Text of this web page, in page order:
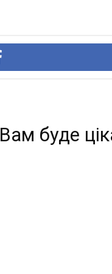
Вам буде